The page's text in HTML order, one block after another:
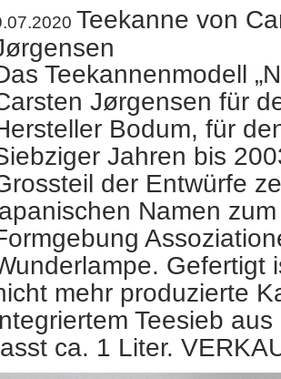
Teekanne von
Teekannenmodell
Jørgensen für
Bodum, für
Jahren bis
der Entwürfe
Namen
Gefertigt
mehr produzierte
Teesieb
ca. 1 Liter.